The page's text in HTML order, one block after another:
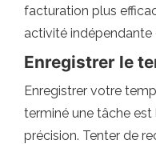
facturation plus
activité
Enregistrer le
Enregistrer votre
terminé une tâche
précision. Tenter de